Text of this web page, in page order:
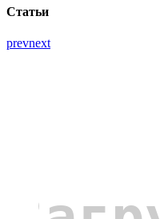
Статьи
prevnext